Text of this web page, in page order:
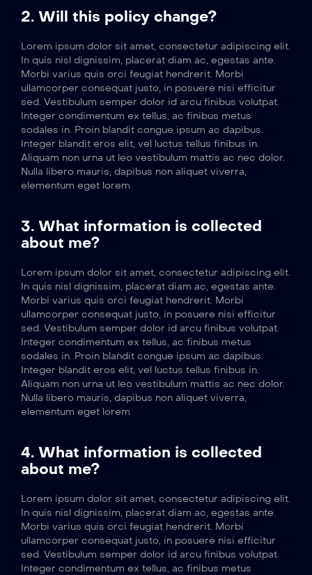
2. Will this policy change?
Lorem ipsum dolor sit amet, consectetur adipiscing elit.
In quis nisl dignissim, placerat diam ac, egestas ante.
Morbi varius quis orci feugiat hendrerit. Morbi
ullamcorper consequat justo, in posuere nisi efficitur
sed. Vestibulum semper dolor id arcu finibus volutpat.
Integer condimentum ex tellus, ac finibus metus
sodales in. Proin blandit congue ipsum ac dapibus.
Integer blandit eros elit, vel luctus tellus finibus in.
Aliquam non urna ut leo vestibulum mattis ac nec dolor.
Nulla libero mauris, dapibus non aliquet viverra,
elementum eget lorem
3. What information is collected
about me?
Lorem ipsum dolor sit amet, consectetur adipiscing elit.
In quis nisl dignissim, placerat diam ac, egestas ante.
Morbi varius quis orci feugiat hendrerit. Morbi
ullamcorper consequat justo, in posuere nisi efficitur
sed. Vestibulum semper dolor id arcu finibus volutpat.
Integer condimentum ex tellus, ac finibus metus
sodales in. Proin blandit congue ipsum ac dapibus.
Integer blandit eros elit, vel luctus tellus finibus in.
Aliquam non urna ut leo vestibulum mattis ac nec dolor.
Nulla libero mauris, dapibus non aliquet viverra,
elementum eget lorem
4. What information is collected
about me?
Lorem ipsum dolor sit amet, consectetur adipiscing elit.
In quis nisl dignissim, placerat diam ac, egestas ante.
Morbi varius quis orci feugiat hendrerit. Morbi
ullamcorper consequat justo, in posuere nisi efficitur
sed. Vestibulum semper dolor id arcu finibus volutpat.
Integer condimentum ex tellus, ac finibus metus